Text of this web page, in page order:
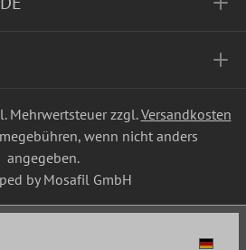
Mehrwertsteuer zzgl.Versandkosten
wenn nicht anders
angegeben.
by Mosafil GmbH